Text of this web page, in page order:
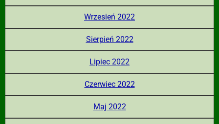
Wrzesień 2022
Sierpień 2022
Lipiec 2022
Czerwiec 2022
Maj 2022